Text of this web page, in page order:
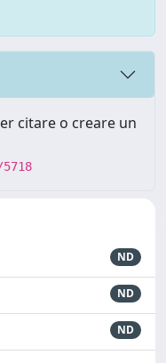
citare o creare un
ND
ND
ND